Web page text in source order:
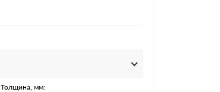
Толщина, мм: